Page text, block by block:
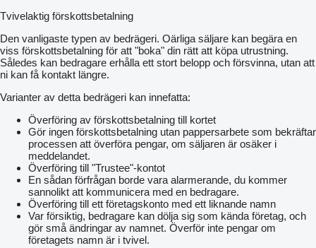
Tvivelaktig förskottsbetalning
Den vanligaste typen av bedrägeri. Oärliga säljare kan begära en
viss förskottsbetalning för att "boka" din rätt att köpa utrustning.
Således kan bedragare erhålla ett stort belopp och försvinna, utan att
ni kan få kontakt längre.
Varianter av detta bedrägeri kan innefatta:
Överföring av förskottsbetalning till kortet
Gör ingen förskottsbetalning utan pappersarbete som bekräftar
processen att överföra pengar, om säljaren är osäker i
meddelandet.
Överföring till "Trustee"-kontot
En sådan förfrågan borde vara alarmerande, du kommer
sannolikt att kommunicera med en bedragare.
Överföring till ett företagskonto med ett liknande namn
Var försiktig, bedragare kan dölja sig som kända företag, och
gör små ändringar av namnet. Överför inte pengar om
företagets namn är i tvivel.